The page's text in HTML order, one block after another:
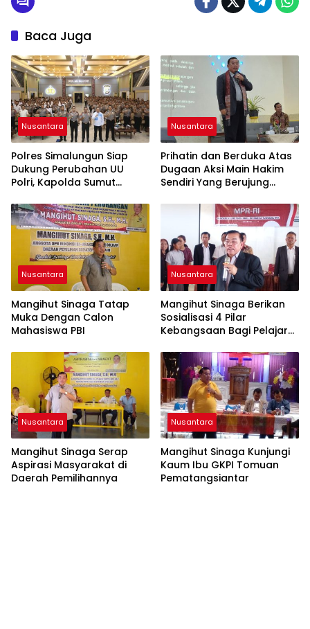
Baca Juga
Nusantara
Polres Simalungun Siap
Dukung Perubahan UU
Polri, Kapolda Sumut
Penguatan
Profesionalisme dan
Akuntabilitas Personel
Nusantara
Prihatin dan Berduka Atas
Dugaan Aksi Main Hakim
Sendiri Yang Berujung
Nusantara
Mangihut Sinaga Tatap
Muka Dengan Calon
Mahasiswa PBI
Nusantara
Mangihut Sinaga Berikan
Sosialisasi 4 Pilar
Kebangsaan Bagi Pelajar
Nusantara
Mangihut Sinaga Serap
Aspirasi Masyarakat di
Daerah Pemilihannya
Nusantara
Mangihut Sinaga Kunjungi
Kaum Ibu GKPI Tomuan
Pematangsiantar